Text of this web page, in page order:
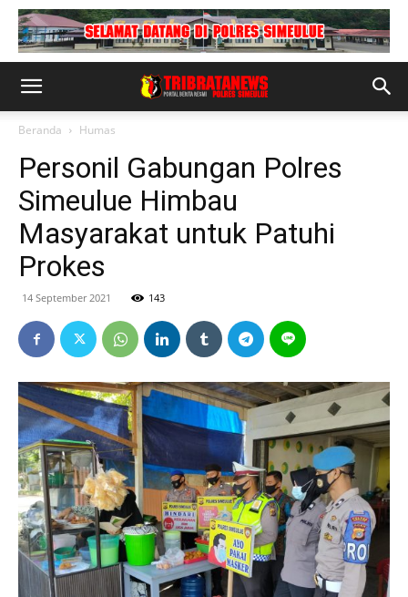
Beranda Humas
Personil Gabungan Polres
Simeulue Himbau
Masyarakat untuk Patuhi
Prokes
14 September 2021 143